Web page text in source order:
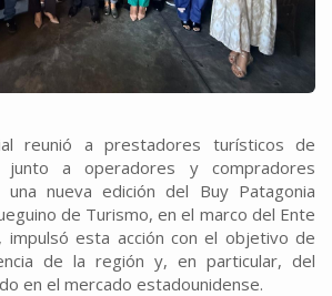
reunió a prestadores turísticos de
a operadores y compradores
una nueva edición del Buy Patagonia
de Turismo, en el marco del Ente
impulsó esta acción con el objetivo de
de la región y, en particular, del
en el mercado estadounidense.